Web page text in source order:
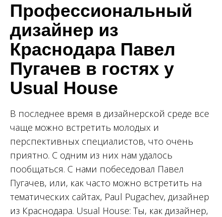
Профессиональный
дизайнер из
Краснодара Павел
Пугачев в гостях у
Usual House
В последнее время в дизайнерской среде все
чаще можно встретить молодых и
перспективных специалистов, что очень
приятно. С одним из них нам удалось
пообщаться. С нами побеседовал Павел
Пугачев, или, как часто можно встретить на
тематических сайтах, Paul Pugachev, дизайнер
из Краснодара. Usual House: Ты, как дизайнер,